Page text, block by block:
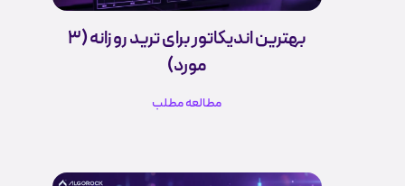
بهترین اندیکاتور برای ترید روزانه (3
مورد)
مطالعه مطلب